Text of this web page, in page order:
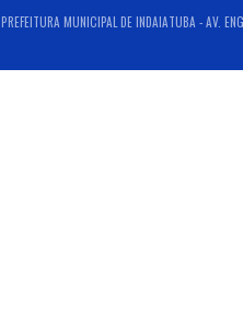
PREFEITURA MUNICIPAL DE INDAIATUBA - AV.